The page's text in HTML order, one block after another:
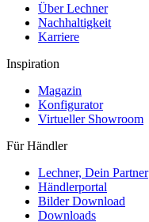
Über Lechner
Nachhaltigkeit
Karriere
Inspiration
Magazin
Konfigurator
Virtueller Showroom
Für Händler
Lechner, Dein Partner
Händlerportal
Bilder Download
Downloads